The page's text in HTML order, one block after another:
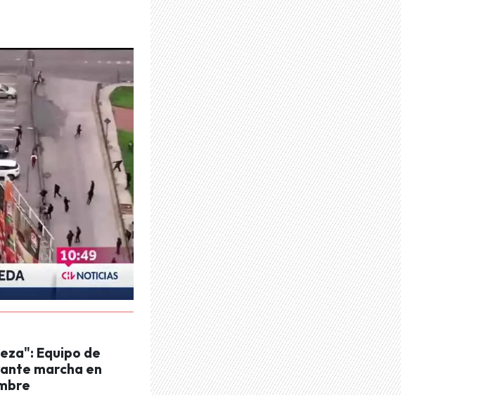
Equipo de
marcha en